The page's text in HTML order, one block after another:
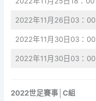
2022年11月26日03：00
2022年11月30日03：00
2022年11月30日03：00
2022世足賽事│C組